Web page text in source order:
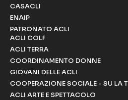
CASACLI
ENAIP
PATRONATO ACLI
ACLI COLF
ACLI TERRA
COORDINAMENTO DONNE
GIOVANI DELLE ACLI
COOPERAZIONE SOCIALE - SU LA
ACLI ARTE E SPETTACOLO